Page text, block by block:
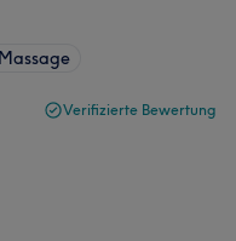
Verifizierte Bewertung